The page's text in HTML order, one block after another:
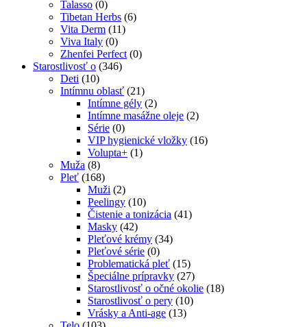
Talasso (0)
Tibetan Herbs (6)
Vita Derm (11)
Viva Italy (0)
Zhenfei Perfect (0)
Starostlivosť o (346)
Deti (10)
Intímnu oblasť (21)
Intímne gély (2)
Intímne masážne oleje (2)
Série (0)
VIP hygienické vložky (16)
Volupta+ (1)
Muža (8)
Pleť (168)
Muži (2)
Peelingy (10)
Čistenie a tonizácia (41)
Masky (42)
Pleťové krémy (34)
Pleťové série (0)
Problematická pleť (15)
Špeciálne prípravky (27)
Starostlivosť o očné okolie (18)
Starostlivosť o pery (10)
Vrásky a Anti-age (13)